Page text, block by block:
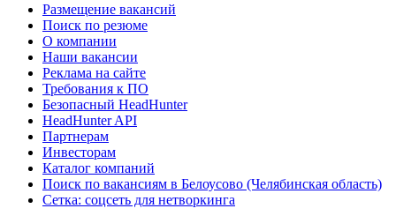
Размещение вакансий
Поиск по резюме
О компании
Наши вакансии
Реклама на сайте
Требования к ПО
Безопасный HeadHunter
HeadHunter API
Партнерам
Инвесторам
Каталог компаний
Поиск по вакансиям в Белоусово (Челябинская область)
Сетка: соцсеть для нетворкинга